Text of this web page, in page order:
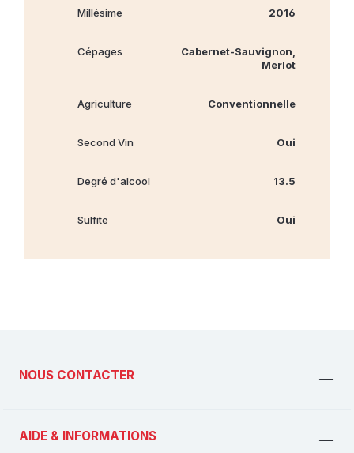
Millésime 2016
Cépages
Cabernet‐Sauvignon,
Merlot
Agriculture Conventionnelle
Second Vin Oui
Degré d'alcool 13.5
Sulfite Oui
NOUS CONTACTER
AIDE & INFORMATIONS